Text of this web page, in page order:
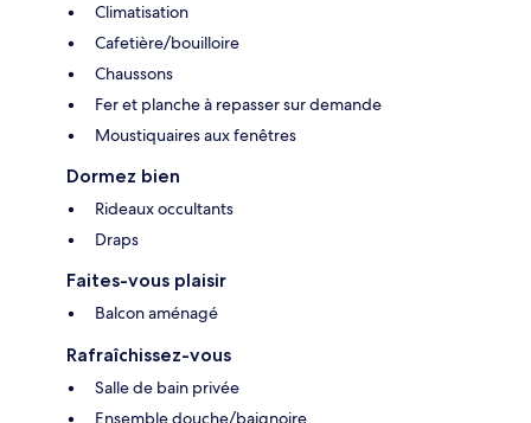
Climatisation
Cafetière/bouilloire
Chaussons
Fer et planche à repasser sur demande
Moustiquaires aux fenêtres
Dormez bien
Rideaux occultants
Draps
Faites-vous plaisir
Balcon aménagé
Rafraîchissez-vous
Salle de bain privée
Ensemble douche/baignoire